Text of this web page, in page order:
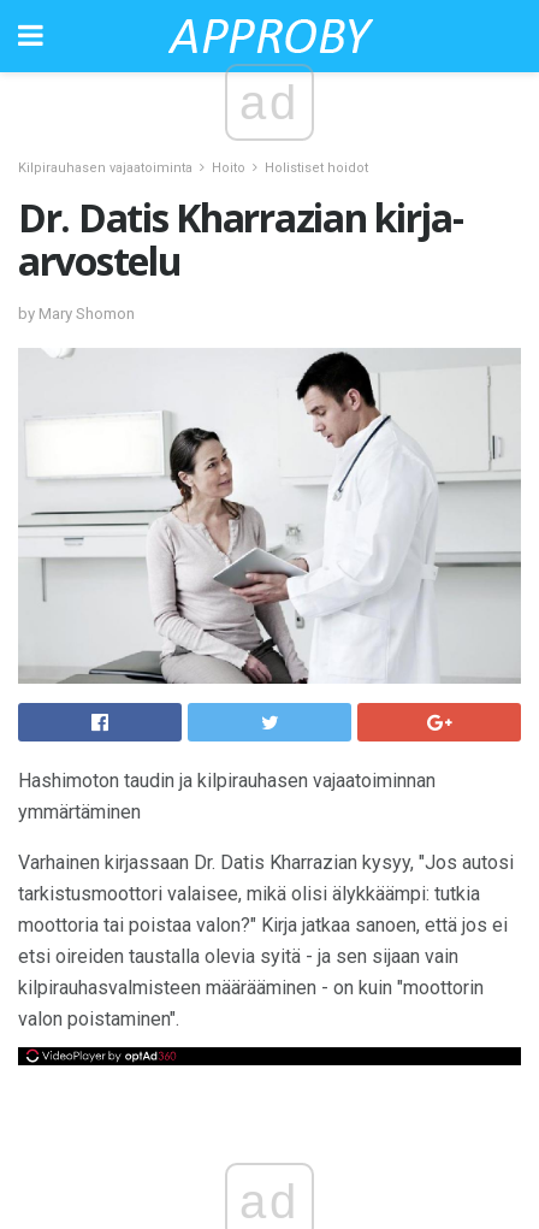
ad
Kilpirauhasen vajaatoiminta Hoito Holistiset hoidot
Dr. Datis Kharrazian kirja-
arvostelu
by Mary Shomon
Hashimoton taudin ja kilpirauhasen vajaatoiminnan
ymmärtäminen
Varhainen kirjassaan Dr. Datis Kharrazian kysyy, "Jos autosi
tarkistusmoottori valaisee, mikä olisi älykkäämpi: tutkia
moottoria tai poistaa valon?" Kirja jatkaa sanoen, että jos ei
etsi oireiden taustalla olevia syitä - ja sen sijaan vain
kilpirauhasvalmisteen määrääminen - on kuin "moottorin
valon poistaminen".
ad